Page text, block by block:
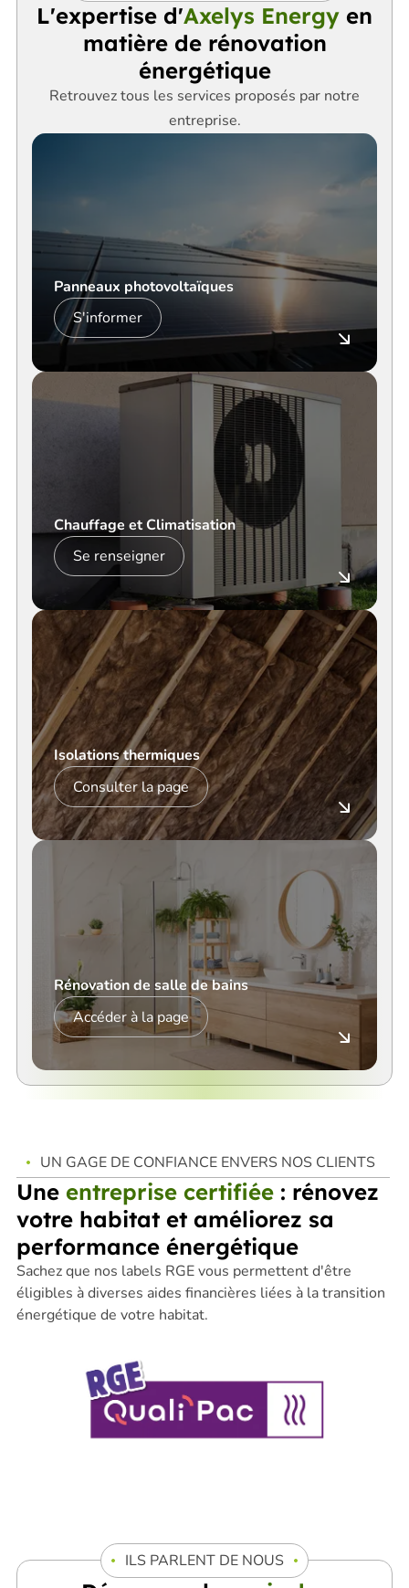
L'expertise d'Axelys Energy en
matière de rénovation
énergétique
Retrouvez tous les services proposés par notre
entreprise.
Panneaux photovoltaïques
S'informer
Chauffage et Climatisation
Se renseigner
Isolations thermiques
Consulter la page
Rénovation de salle de bains
Accéder à la page
UN GAGE DE CONFIANCE ENVERS NOS CLIENTS
Une entreprise certifiée : rénovez
votre habitat et améliorez sa
performance énergétique
Sachez que nos labels RGE vous permettent d'être
éligibles à diverses aides financières liées à la transition
énergétique de votre habitat.
ILS PARLENT DE NOUS